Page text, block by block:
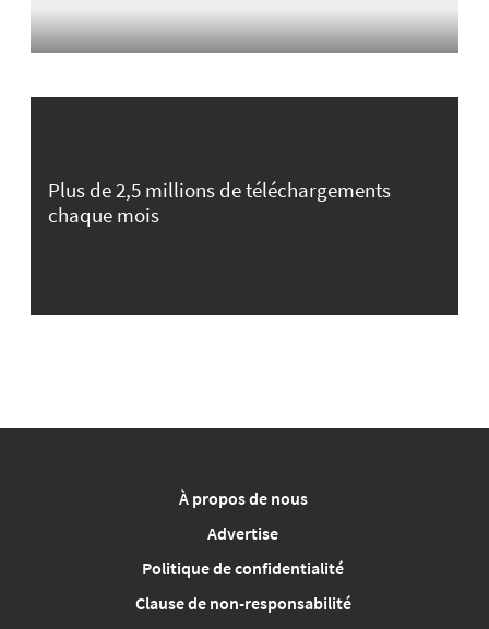
Plus de 2,5 millions de téléchargements
chaque mois
À propos de nous
Advertise
Politique de confidentialité
Clause de non-responsabilité